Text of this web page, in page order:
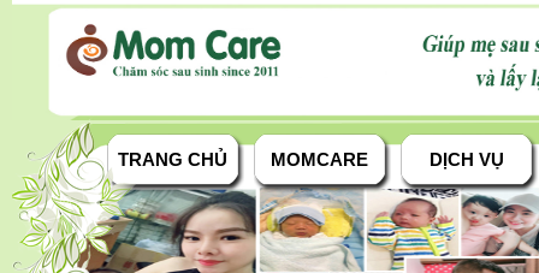
TRANG CHỦ MOMCARE DỊCH VỤ